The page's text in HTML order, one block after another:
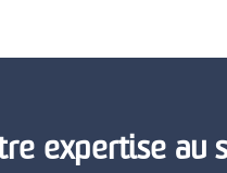
expertise au